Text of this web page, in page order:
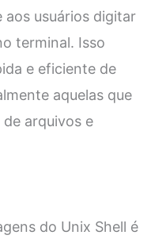
usuários digitar
terminal. Isso
e eficiente de
aquelas que
arquivos e
do Unix Shell é